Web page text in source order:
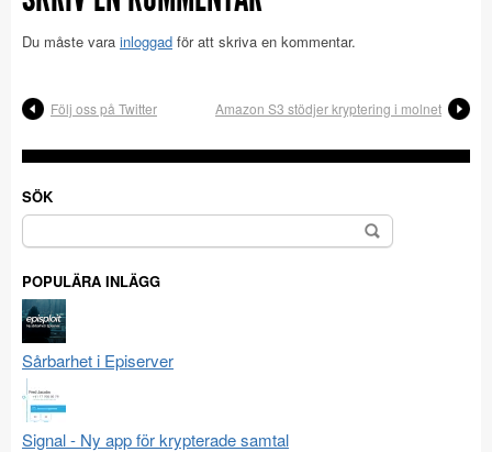
Du måste vara inloggad för att skriva en kommentar.
Följ oss på Twitter Amazon S3 stödjer kryptering i molnet
SÖK
Sök
efter:
POPULÄRA INLÄGG
Sårbarhet i Episerver
Signal - Ny app för krypterade samtal